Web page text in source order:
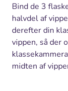
Bind de 3
halvdel af
derefter din
vippen, så der
midten af